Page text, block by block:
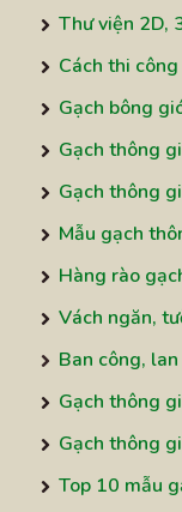
Với mức giá
thông gió
dẫn cho các
Kết
Gạch thông
phẩm xây
quan trọng
tăng cường
mỹ, sản phẩm
Thư viện 2D,
Cách thi
Gạch bông
Gạch thông
Gạch thông
Mẫu gạch
Hàng rào
Vách ngăn,
Ban công,
Gạch thông
Gạch thông
Top 10 mẫu
Đã thêm item vào
0 item -